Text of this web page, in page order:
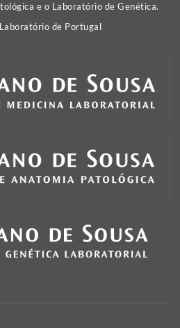
e o Laboratório de Genética.
de Portugal